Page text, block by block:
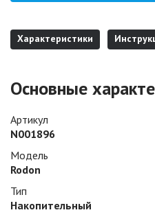
Характеристики
Основные
Артикул
N001896
Модель
Rodon
Тип
Накопительный